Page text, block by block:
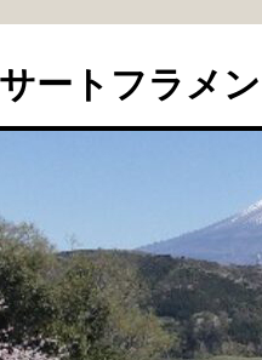
ートフラメ